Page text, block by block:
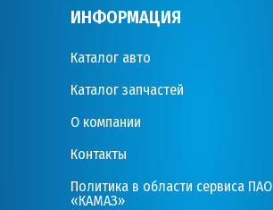
ИНФОРМАЦИЯ
Каталог авто
Каталог запчастей
О компании
Контакты
Политика в области сервиса ПАО
«КАМАЗ»